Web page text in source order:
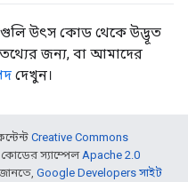
উৎস কোড থেকে উদ্ভূত
জন্য, বা আমাদের
দেখুন।
Creative Commons
স্যাম্পেলApache 2.0
Google Developers সাইট